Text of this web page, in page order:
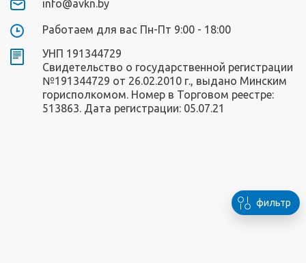
фильтр
info@avkn.by
Работаем для вас Пн-Пт 9:00 - 18:00
УНП 191344729
Свидетельство о государственной регистрации
№191344729 от 26.02.2010 г., выдано Минским
горисполкомом. Номер в Торговом реестре:
513863. Дата регистрации: 05.07.21